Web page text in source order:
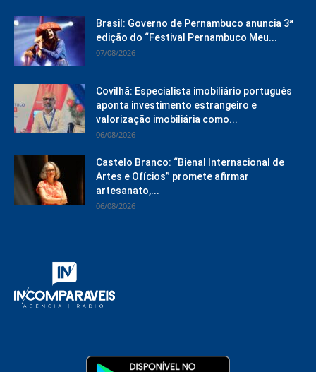
Brasil: Governo de Pernambuco anuncia 3ª
edição do “Festival Pernambuco Meu...
07/08/2026
Covilhã: Especialista imobiliário português
aponta investimento estrangeiro e
valorização imobiliária como...
06/08/2026
Castelo Branco: “Bienal Internacional de
Artes e Ofícios” promete afirmar
artesanato,...
06/08/2026